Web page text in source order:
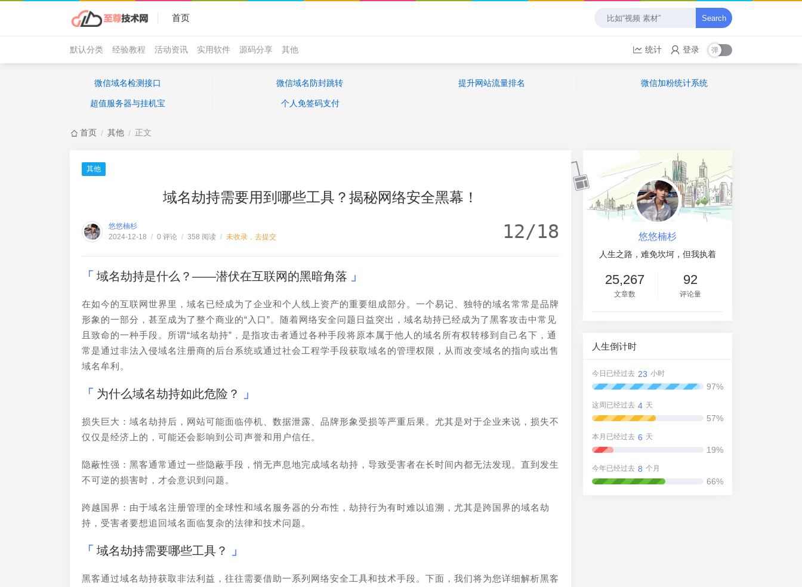
首页 Search
默认分类 经验教程 活动资讯 实用软件 源码分享 其他 统计 登录
微信域名检测接口 微信域名防封跳转 提升网站流量排名 微信加粉统计系统
超值服务器与挂机宝 个人免签码支付
首页 / 其他 / 正文
其他
域名劫持需要用到哪些工具？揭秘网络安全黑幕！
悠悠楠杉
2024-12-18 / 0 评论 / 358 阅读 / 未收录，去提交 12/18
域名劫持是什么？——潜伏在互联网的黑暗角落
在如今的互联网世界里，域名已经成为了企业和个人线上资产的重要组成部分。一个易记、独特的域名常常是品牌
形象的一部分，甚至成为了整个商业的“入口”。随着网络安全问题日益突出，域名劫持已经成为了黑客攻击中常见
且致命的一种手段。所谓“域名劫持”，是指攻击者通过各种手段将原本属于他人的域名所有权转移到自己名下，通
常是通过非法入侵域名注册商的后台系统或通过社会工程学手段获取域名的管理权限，从而改变域名的指向或出售
域名牟利。
为什么域名劫持如此危险？
损失巨大：域名劫持后，网站可能面临停机、数据泄露、品牌形象受损等严重后果。尤其是对于企业来说，损失不
仅仅是经济上的，可能还会影响到公司声誉和用户信任。
隐蔽性强：黑客通常通过一些隐蔽手段，悄无声息地完成域名劫持，导致受害者在长时间内都无法发现。直到发生
不可逆的损害时，才会意识到问题。
跨越国界：由于域名注册管理的全球性和域名服务器的分布性，劫持行为有时难以追溯，尤其是跨国界的域名劫
持，受害者要想追回域名面临复杂的法律和技术问题。
域名劫持需要哪些工具？
黑客通过域名劫持获取非法利益，往往需要借助一系列网络安全工具和技术手段。下面，我们将为您详细解析黑客
悠悠楠杉
人生之路，难免坎坷，但我执着
25,267
文章数
92
评论量
人生倒计时
今日已经过去 23 小时
97%
这周已经过去 4 天
57%
本月已经过去 6 天
19%
今年已经过去 8 个月
66%